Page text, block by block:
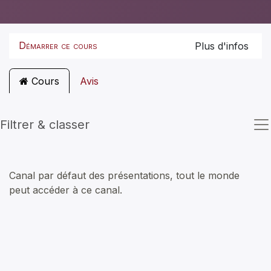
Démarrer ce cours Plus d'infos
Cours Avis
Filtrer & classer
Canal par défaut des présentations, tout le monde
peut accéder à ce canal.